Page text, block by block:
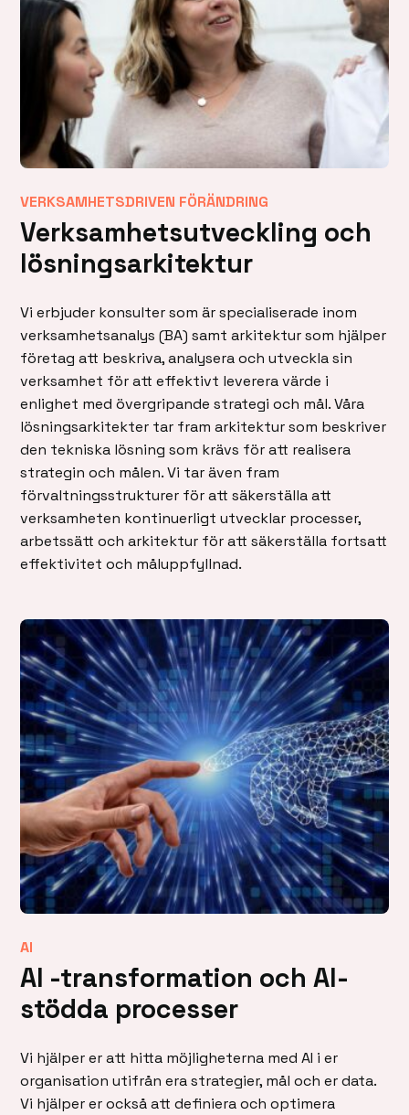
VERKSAMHETSDRIVEN FÖRÄNDRING
Verksamhetsutveckling och
lösningsarkitektur
Vi erbjuder konsulter som är specialiserade inom
verksamhetsanalys (BA) samt arkitektur som hjälper
företag att beskriva, analysera och utveckla sin
verksamhet för att effektivt leverera värde i
enlighet med övergripande strategi och mål. Våra
lösningsarkitekter tar fram arkitektur som beskriver
den tekniska lösning som krävs för att realisera
strategin och målen. Vi tar även fram
förvaltningsstrukturer för att säkerställa att
verksamheten kontinuerligt utvecklar processer,
arbetssätt och arkitektur för att säkerställa fortsatt
effektivitet och måluppfyllnad.
AI
AI -transformation och AI-
stödda processer
Vi hjälper er att hitta möjligheterna med AI i er
organisation utifrån era strategier, mål och er data.
Vi hjälper er också att definiera och optimera